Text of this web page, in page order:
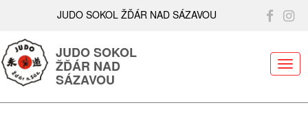
JUDO SOKOL ŽĎÁR NAD SÁZAVOU
JUDO SOKOL
ŽĎÁR NAD
SÁZAVOU